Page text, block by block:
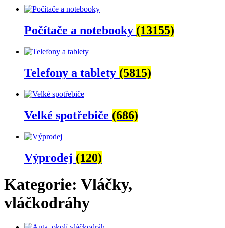
Počítače a notebooky (13155)
Telefony a tablety (5815)
Velké spotřebiče (686)
Výprodej (120)
Kategorie: Vláčky,
vláčkodráhy